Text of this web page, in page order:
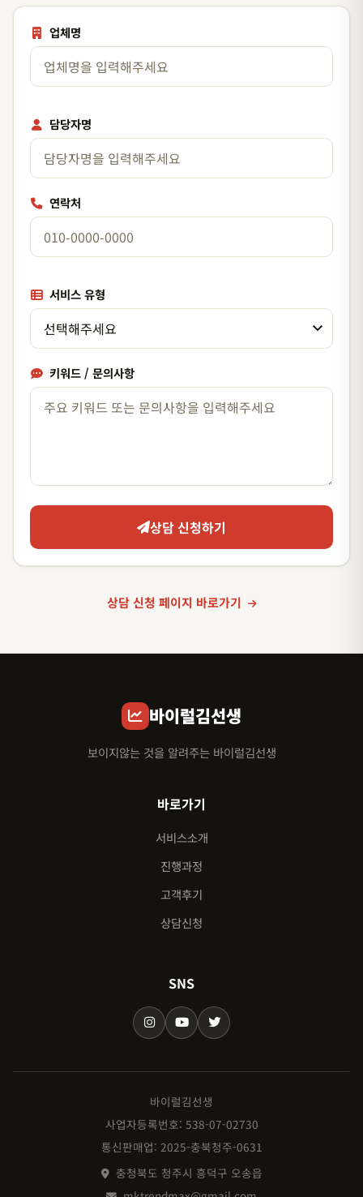
업체명
담당자명
연락처
서비스 유형
키워드 / 문의사항
상담 신청하기
상담 신청 페이지 바로가기
바이럴김선생
보이지않는 것을 알려주는 바이럴김선생
바로가기
서비스소개
진행과정
고객후기
상담신청
SNS
바이럴김선생
사업자등록번호: 538-07-02730
통신판매업: 2025-충북청주-0631
충청북도 청주시 흥덕구 오송읍